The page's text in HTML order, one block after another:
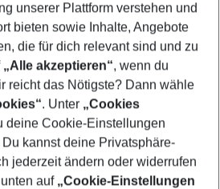
Filter anzeigen
unserer Plattform verstehen und
bieten sowie Inhalte, Angebote
die für dich relevant sind und zu
„Alle akzeptieren“, wenn du
reicht das Nötigste? Dann wähle
. Unter „Cookies
deine Cookie-Einstellungen
kannst deine Privatsphäre-
jederzeit ändern oder widerrufen
auf „Cookie-Einstellungen